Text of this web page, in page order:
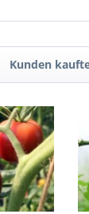
Kunden